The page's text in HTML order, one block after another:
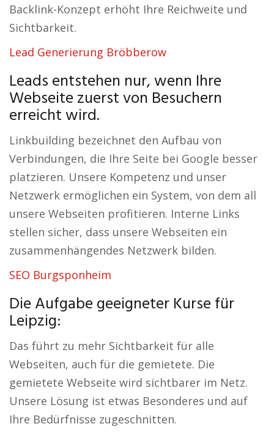
Backlink-Konzept erhöht Ihre Reichweite und
Sichtbarkeit.
Lead Generierung Bröbberow
Leads entstehen nur, wenn Ihre
Webseite zuerst von Besuchern
erreicht wird.
Linkbuilding bezeichnet den Aufbau von
Verbindungen, die Ihre Seite bei Google besser
platzieren. Unsere Kompetenz und unser
Netzwerk ermöglichen ein System, von dem all
unsere Webseiten profitieren. Interne Links
stellen sicher, dass unsere Webseiten ein
zusammenhängendes Netzwerk bilden.
SEO Burgsponheim
Die Aufgabe geeigneter Kurse für
Leipzig:
Das führt zu mehr Sichtbarkeit für alle
Webseiten, auch für die gemietete. Die
gemietete Webseite wird sichtbarer im Netz.
Unsere Lösung ist etwas Besonderes und auf
Ihre Bedürfnisse zugeschnitten.